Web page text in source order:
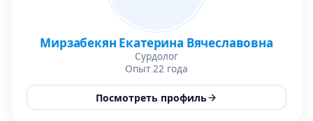
Мирзабекян Екатерина Вячеславовна
Сурдолог
Опыт 22 года
Посмотреть профиль